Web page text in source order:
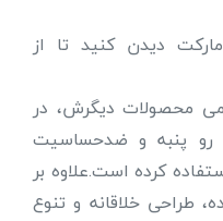
دیدن کنید تا از
محصولات دیگرش، در
رو پنبه و ضدحساسیت
کرده است.علاوه بر
طراحی خلاقانه و تنوع